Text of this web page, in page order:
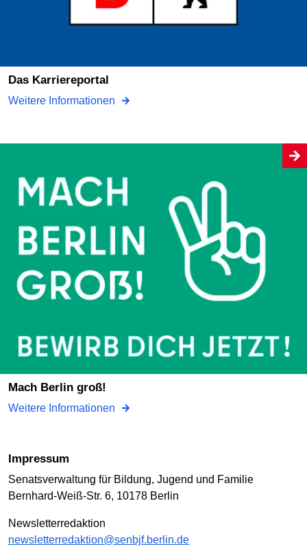
Das Karriereportal
Weitere Informationen
Mach Berlin groß!
Weitere Informationen
Impressum
Senatsverwaltung für Bildung, Jugend und Familie
Bernhard-Weiß-Str. 6, 10178 Berlin
Newsletterredaktion
newsletterredaktion@senbjf.berlin.de